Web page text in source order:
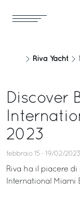
Riva Yacht
Discover
2023
febbraio 15 - 19/02/2023
Riva ha il piacere
International Miami